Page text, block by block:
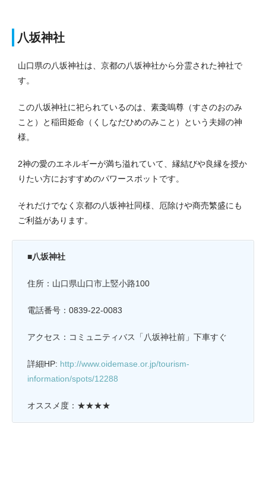
八坂神社
山口県の八坂神社は、京都の八坂神社から分霊された神社で
す。
この八坂神社に祀られているのは、素戔嗚尊（すさのおのみ
こと）と稲田姫命（くしなだひめのみこと）という夫婦の神
様。
2神の愛のエネルギーが満ち溢れていて、縁結びや良縁を授か
りたい方におすすめのパワースポットです。
それだけでなく京都の八坂神社同様、厄除けや商売繁盛にも
ご利益があります。
■八坂神社
住所：山口県山口市上竪小路100
電話番号：0839-22-0083
アクセス：コミュニティバス「八坂神社前」下車すぐ
詳細HP: http://www.oidemase.or.jp/tourism-
information/spots/12288
オススメ度：★★★★